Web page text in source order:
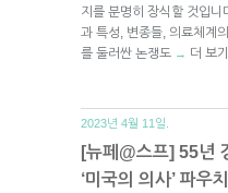
지를 분명히 장식할 것입
과 특성, 변종들, 의료체계
를 둘러싼 논쟁도 → 더 보기
2023년 4월 11일.
[뉴페@스프] 55년
‘미국의 의사’ 파우치